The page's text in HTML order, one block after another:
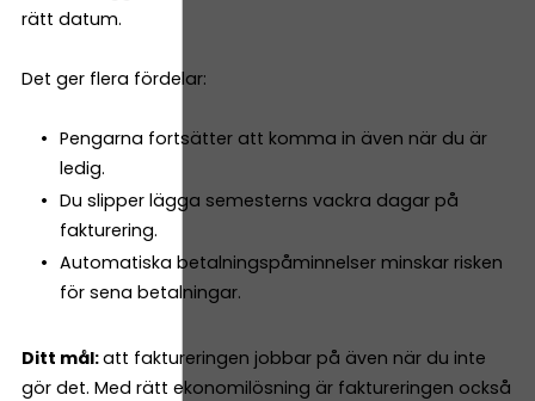
rätt datum.
Det ger flera fördelar:
Pengarna fortsätter att komma in även när du är
ledig.
Du slipper lägga semesterns vackra dagar på
fakturering.
Automatiska betalningspåminnelser minskar risken
för sena betalningar.
Ditt mål:att faktureringen jobbar på även när du inte
gör det. Med rätt ekonomilösning är faktureringen också